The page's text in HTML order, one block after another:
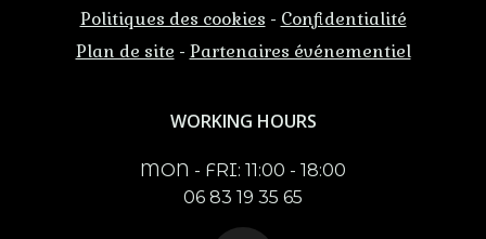
Politiques des cookies - Confidentialité
Plan de site - Partenaires événementiel
WORKING HOURS
MON - FRI: 11:00 - 18:00
06 83 19 35 65